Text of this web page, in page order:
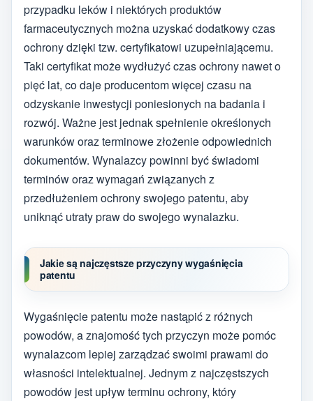
przypadku leków i niektórych produktów
farmaceutycznych można uzyskać dodatkowy czas
ochrony dzięki tzw. certyfikatowi uzupełniającemu.
Taki certyfikat może wydłużyć czas ochrony nawet o
pięć lat, co daje producentom więcej czasu na
odzyskanie inwestycji poniesionych na badania i
rozwój. Ważne jest jednak spełnienie określonych
warunków oraz terminowe złożenie odpowiednich
dokumentów. Wynalazcy powinni być świadomi
terminów oraz wymagań związanych z
przedłużeniem ochrony swojego patentu, aby
uniknąć utraty praw do swojego wynalazku.
Jakie są najczęstsze przyczyny wygaśnięcia
patentu
Wygaśnięcie patentu może nastąpić z różnych
powodów, a znajomość tych przyczyn może pomóc
wynalazcom lepiej zarządzać swoimi prawami do
własności intelektualnej. Jednym z najczęstszych
powodów jest upływ terminu ochrony, który